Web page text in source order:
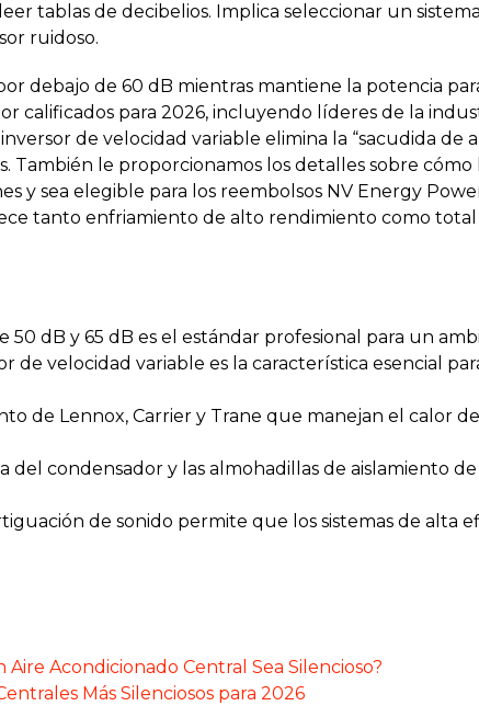
tablas de decibelios. Implica seleccionar un
ruidoso.
debajo de 60 dB mientras mantiene la potencia
calificados para 2026, incluyendo líderes de la
de velocidad variable elimina la “sacudida de
También le proporcionamos los detalles sobre
y sea elegible para los reembolsos NV Energy
tanto enfriamiento de alto rendimiento como total
dB y 65 dB es el estándar profesional para un
velocidad variable es la característica esencial
de Lennox, Carrier y Trane que manejan el calor
del condensador y las almohadillas de aislamiento
de sonido permite que los sistemas de alta
Acondicionado Central Sea Silencioso?
Más Silenciosos para 2026